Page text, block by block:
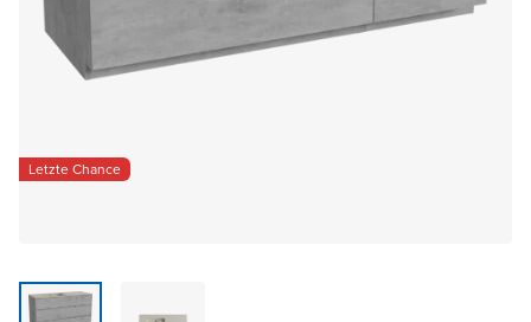
Letzte Chance